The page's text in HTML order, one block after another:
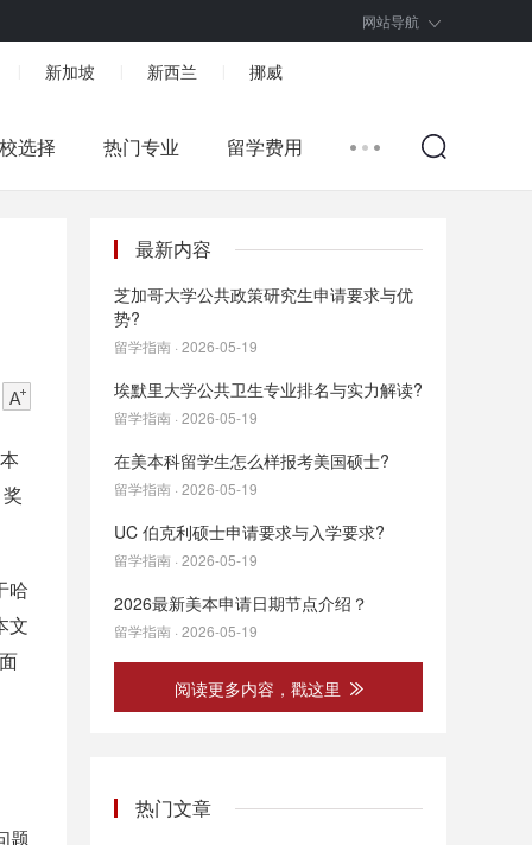
网站导航
新加坡 新西兰 挪威
选择 热门专业 留学费用
哈
文
题
最新内容
芝加哥大学公共政策研究生申请要求与优
势?
留学指南 · 2026-05-19
埃默里大学公共卫生专业排名与实力解读?
留学指南 · 2026-05-19
在美本科留学生怎么样报考美国硕士?
留学指南 · 2026-05-19
UC 伯克利硕士申请要求与入学要求?
留学指南 · 2026-05-19
2026最新美本申请日期节点介绍？
留学指南 · 2026-05-19
阅读更多内容，戳这里
热门文章